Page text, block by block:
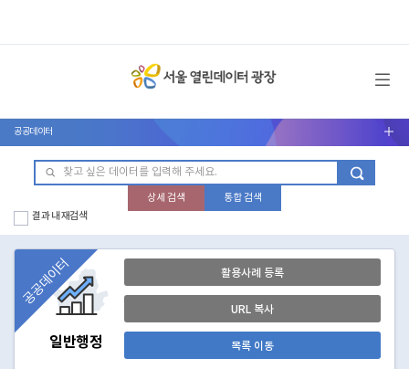
메뉴 열기
공공데이터 서브메뉴 열기
상세 검색
통합 검색
결과 내 재검색
일반행정
공공데이터 활용사례 등록
URL 복사
목록 이동